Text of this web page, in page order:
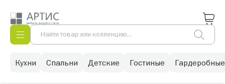
Кухни Спальни Детские Гостиные Гардеробные